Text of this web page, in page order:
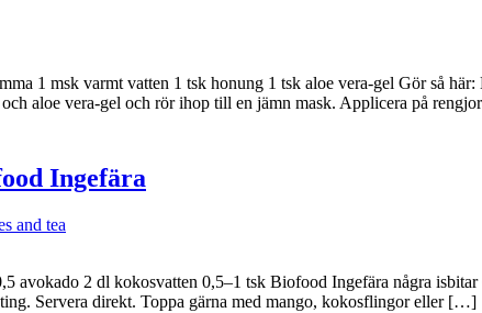
1 msk varmt vatten 1 tsk honung 1 tsk aloe vera-gel Gör så
aloe vera-gel och rör ihop till en jämn mask. Applicera på
Ingefära
and tea
avokado 2 dl kokosvatten 0,5–1 tsk Biofood Ingefära några
Servera direkt. Toppa gärna med mango, kokosflingor eller […]